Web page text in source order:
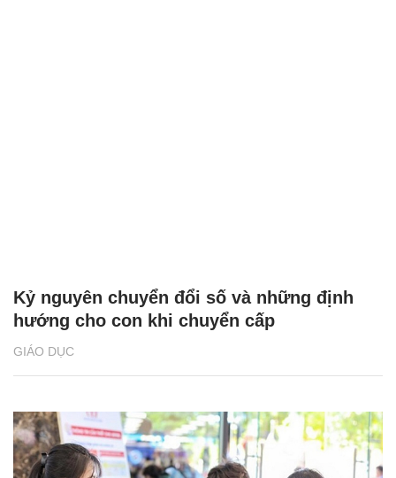
GIÁO DỤC
Kỷ nguyên chuyển đổi số và những định
hướng cho con khi chuyển cấp